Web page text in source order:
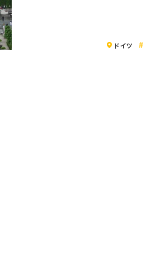
ドイツ